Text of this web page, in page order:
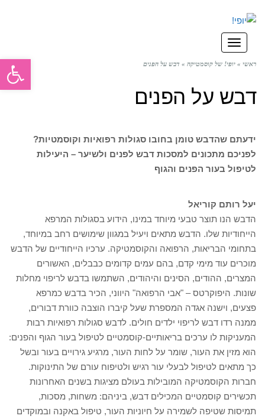
תפריט
ראשי » יופי! של קוסמטיקה » דבש על הפנים
דבש על הפנים
ידעתם שהדבש טומן בחובו סגולות רפואיות וקוסמטיות?
לפניכם מתכונים למסכות דבש לפנים ולשיער – היעילות
לטיפול בעור הפנים והגוף
יעל רותם קוריאל
הדבש הנו תוצר טבעי מיוחד במינו, הידוע בסגולות המרפא
הייחודיות שלו. הדבש מתאים ויעיל במגוון שימושים רחב במיוחד,
בתחומי הבריאות, הרפואה והקוסמטיקה. ערכיו הייחודיים של הדבש
מוכרים עוד מימי קדם, בהם עמים קדומים כבבלים, האשורים
המצרים, ההודים, הסינים והיהודים, השתמשו בדבש לריפוי מחלות
שונות. היפוקרטס – "אבי הרפואה" היווני, הכיר בדבש כמרפא
פצעים, וישנה אגדה המספרת שעל קיברו הוצבה כוורת דבורים,
ממנה רדו דבש לריפוי ילדים חולים. לדבש סגולות רפואיות רבות
המעניקות לו ערכים בריאותיים-קוסמטיים לטיפול בעור הגוף והפנים:
הוא מזין את העור, שומר על לחות העור, מרגיע גירויים בעור ובשל
כך מתאים לטיפול לבעלי עור רגיש ולטיפוח עורם של התינוקות.
חברות הקוסמטיקה המובילות בעולם מציגות בשנים האחרונות
תכשירים קוסמטיים המכילים דבש, ביניהם: משחות, מסכות,
תמיסות שטיפה לשמירה על חיוניות העור, טיפול באקנה ובמוקדים
פתח